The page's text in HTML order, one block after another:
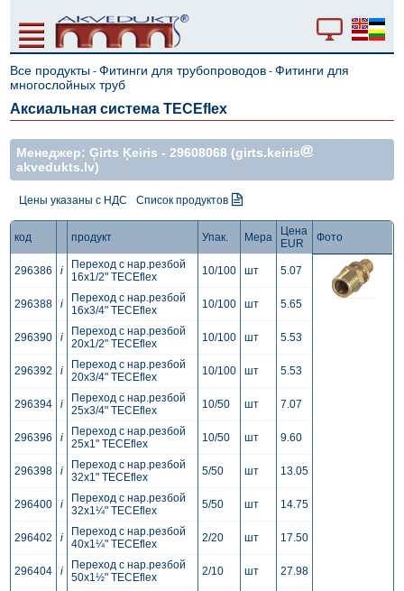
Все продукты -Фитинги для трубопроводов -Фитинги для
многослойных труб
Аксиальная система TECEflex
Mенеджер: Ģirts Ķeiris -29608068 (girts.keiris
akvedukts.lv)
Цены указаны с НДС Список продуктов
код продукт Упак. Мера
Цена
EUR
Фото
296386 i
Переход с нар.резбой
16x1/2" TECEflex
10/100 шт 5.07
296388 i
Переход с нар.резбой
16x3/4" TECEflex
10/100 шт 5.65
296390 i
Переход с нар.резбой
20x1/2" TECEflex
10/100 шт 5.53
296392 i
Переход с нар.резбой
20x3/4" TECEflex
10/100 шт 5.53
296394 i
Переход с нар.резбой
25x3/4" TECEflex
10/50 шт 7.07
296396 i
Переход с нар.резбой
25x1" TECEflex
10/50 шт 9.60
296398 i
Переход с нар.резбой
32x1" TECEflex
5/50 шт 13.05
296400 i
Переход с нар.резбой
32x1¼" TECEflex
5/50 шт 14.75
296402 i
Переход с нар.резбой
40x1¼" TECEflex
2/20 шт 17.50
296404 i
Переход с нар.резбой
50x1½" TECEflex
2/10 шт 27.98